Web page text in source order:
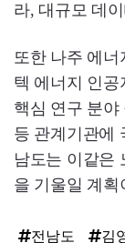
라, 대규모 데
또한 나주 에너
텍 에너지 인공
핵심 연구 분야
등 관계기관에
남도는 이같은
을 기울일 계획
전남도
김